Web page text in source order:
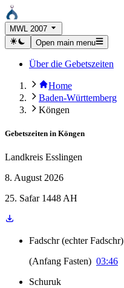
MWL 2007
Open main menu
Über die Gebetszeiten
Home
Baden-Württemberg
Köngen
Gebetszeiten in Köngen
Landkreis Esslingen
8. August 2026
25. Safar 1448 AH
Fadschr (echter Fadschr)
(Anfang Fasten) 03:46
Schuruk